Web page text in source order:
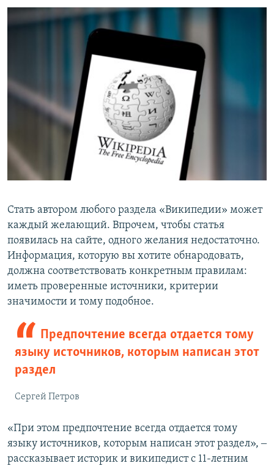
Стать автором любого раздела «Википедии» может
каждый желающий. Впрочем, чтобы статья
появилась на сайте, одного желания недостаточно.
Информация, которую вы хотите обнародовать,
должна соответствовать конкретным правилам:
иметь проверенные источники, критерии
значимости и тому подобное.
Предпочтение всегда отдается тому
языку источников, которым написан этот
раздел
Сергей Петров
«При этом предпочтение всегда отдается тому
языку источников, которым написан этот раздел», ‒
рассказывает историк и википедист с 11-летним